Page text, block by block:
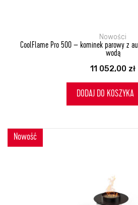
Nowości
CoolFlame Pro 500 – kominek parowy z
wodą
11 052,00 zł
DODAJ DO KOSZYKA